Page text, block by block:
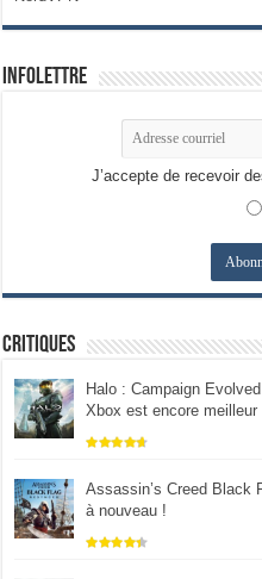
Infolettre
J’accepte de recevoir
Critiques
Halo : Campaign
Xbox est encore meilleur
Assassin’s Creed Black
à nouveau !